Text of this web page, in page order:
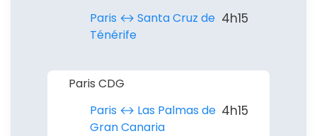
Paris ↔︎ Santa Cruz de
Ténérife
4h15
Paris CDG
Paris ↔︎ Las Palmas de
Gran Canaria
4h15